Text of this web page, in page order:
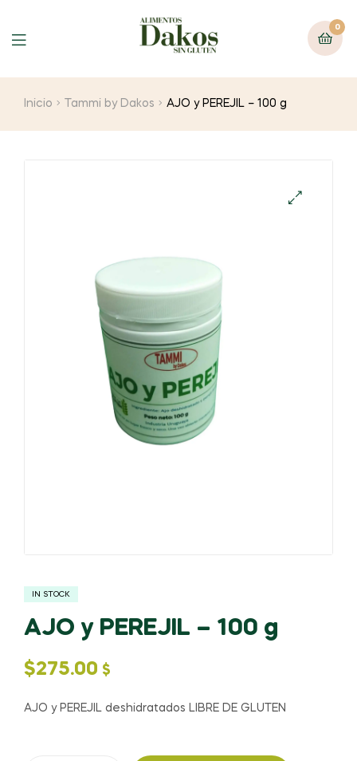
Menu
0
Inicio Tammi by Dakos AJO y PEREJIL – 100 g
IN STOCK
AJO y PEREJIL – 100 g
$275.00 $
AJO y PEREJIL deshidratados LIBRE DE GLUTEN